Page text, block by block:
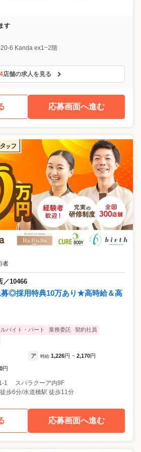
す
6 Kanda ex1~2階
4店舗の求人を見る
応募画面へ進む
者
／10466
◎採用特典10万あり★高時給＆高
バイト・パート 業務委託
契約社員
ア 時給 1,226円 ~ 2,170円
円
1 スパラクーア内9F
歩6分/水道橋駅 徒歩11分
応募画面へ進む